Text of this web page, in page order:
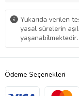
Yukarıda verilen
yasal sürelerin
yaşanabilmektedir.
Ödeme Seçenekleri